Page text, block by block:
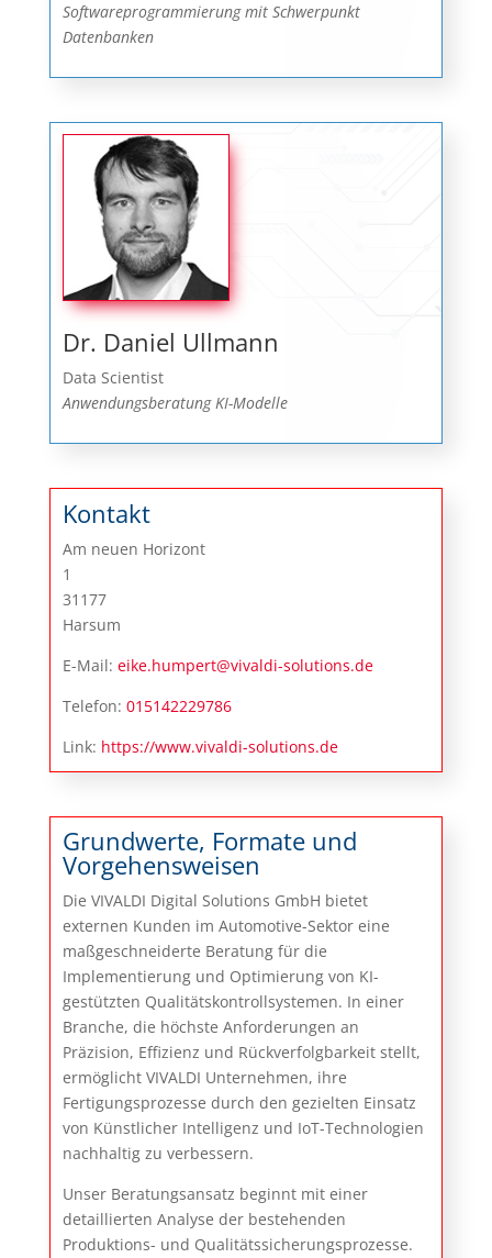
Softwareprogrammierung mit Schwerpunkt
Datenbanken
Dr. Daniel Ullmann
Data Scientist
Anwendungsberatung KI-Modelle
Kontakt
Am neuen Horizont
1
31177
Harsum
E-Mail: eike.humpert@vivaldi-solutions.de
Telefon: 015142229786
Link: https://www.vivaldi-solutions.de
Grundwerte, Formate und
Vorgehensweisen
Die VIVALDI Digital Solutions GmbH bietet
externen Kunden im Automotive-Sektor eine
maßgeschneiderte Beratung für die
Implementierung und Optimierung von KI-
gestützten Qualitätskontrollsystemen. In einer
Branche, die höchste Anforderungen an
Präzision, Effizienz und Rückverfolgbarkeit stellt,
ermöglicht VIVALDI Unternehmen, ihre
Fertigungsprozesse durch den gezielten Einsatz
von Künstlicher Intelligenz und IoT-Technologien
nachhaltig zu verbessern.
Unser Beratungsansatz beginnt mit einer
detaillierten Analyse der bestehenden
Produktions- und Qualitätssicherungsprozesse.